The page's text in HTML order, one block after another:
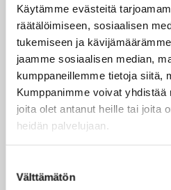
Käytämme evästeitä
räätälöimiseen, sosiaalisen
tukemiseen ja
jaamme sosiaalisen median,
kumppaneillemme tietoja siitä,
Kumppanimme voivat yhdistää
joita olet antanut heille tai joita
heidän palvelujaan.
valinta
Välttämätön
Leonessa. Lisäksi
Seuraava Taksvärkki-
nuorten toivoa ja
tulevaisuuteen. Olemme
Keniasta, Guatemalasta
vahvistamisen keinoista.
Keniassa kadulla asuvat
suojeluun ja päättäjiltä lisää